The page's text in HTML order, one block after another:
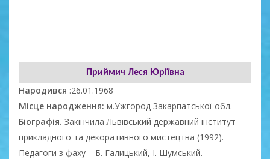
Приймич Леся Юріївна
Народився :26.01.1968
Місце народження: м.Ужгород Закарпатської обл.
Біографія. Закінчила Львівський державний інститут
прикладного та декоративного мистецтва (1992).
Педагоги з фаху – Б. Галицький, І. Шумський.